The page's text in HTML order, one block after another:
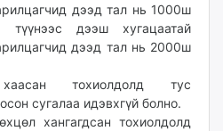
дээд тал нь 1000ш
дээш хугацаатай
дээд тал нь 2000ш
тохиолдолд тус
сугалаа идэвхгүй болно.
хангагдсан тохиолдолд